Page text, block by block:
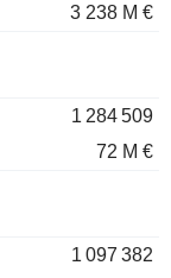
3 238 M €
1 284 509
72 M €
1 097 382